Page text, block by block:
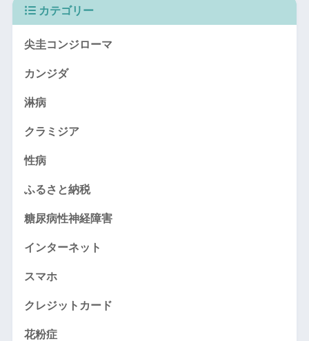
カテゴリー
尖圭コンジローマ
カンジダ
淋病
クラミジア
性病
ふるさと納税
糖尿病性神経障害
インターネット
スマホ
クレジットカード
花粉症